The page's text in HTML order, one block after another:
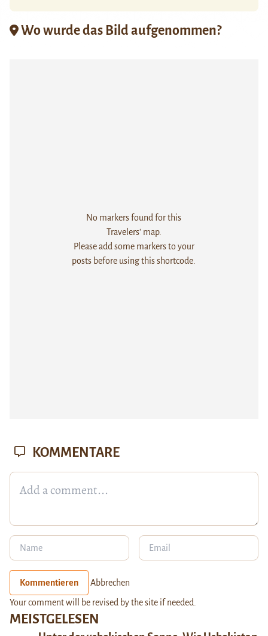
Wo wurde das Bild aufgenommen?
No markers found for this
Travelers' map.
Please add some markers to your
posts before using this shortcode.
MEISTGELESEN
KOMMENTARE
Kommentieren Abbrechen
Your comment will be revised by the site if needed.